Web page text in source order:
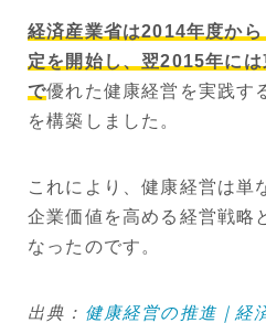
経済産業省は2014年度か
定を開始し、翌2015年に
で優れた健康経営を実践す
を構築しました。
これにより、健康経営は単
企業価値を高める経営戦略
なったのです。
出典： 健康経営の推進｜経